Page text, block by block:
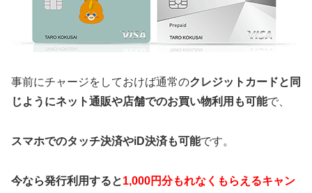
事前にチャージをしておけば通常のクレジットカードと同
じようにネット通販や店舗でのお買い物利用も可能で、
スマホでのタッチ決済やiD決済も可能です。
今なら発行利用すると1,000円分もれなくもらえるキャン